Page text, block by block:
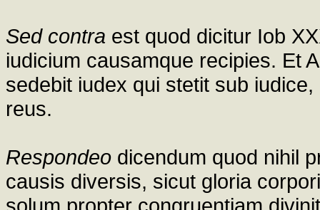
Sed contra est quod dicitur Iob
iudicium causamque recipies. Et
sedebit iudex qui stetit sub
reus.
Respondeo dicendum quod nihil
causis diversis, sicut gloria
solum propter congruentiam